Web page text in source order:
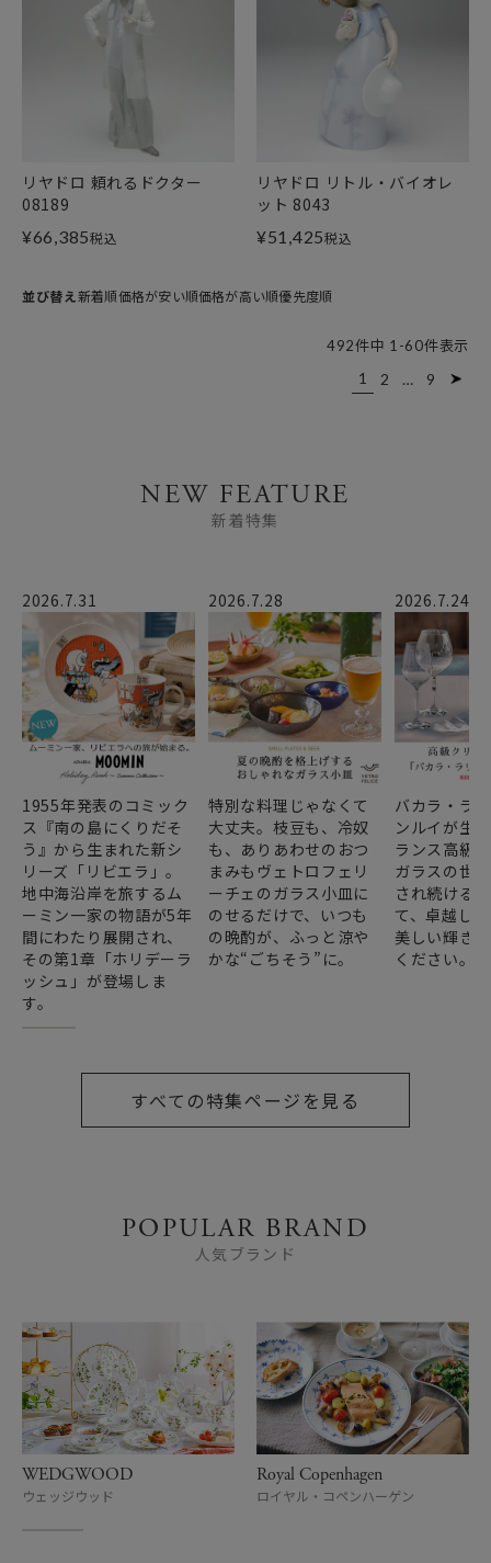
リヤドロ 頼れるドクター
08189
¥66,385税込
リヤドロ リトル・バイオレ
ット 8043
¥51,425税込
並び替え 新着順価格が安い順価格が高い順優先度順
492件中 1 -60件表示
1 2 … 9
NEW FEATURE
新着特集
2026.7.31
1955年発表のコミック
ス『南の島にくりだそ
う』から生まれた新シ
リーズ「リビエラ」。
地中海沿岸を旅するム
ーミン一家の物語が5年
間にわたり展開され、
その第1章「ホリデーラ
ッシュ」が登場しま
す。
2026.7.28
特別な料理じゃなくて
大丈夫。枝豆も、冷奴
も、ありあわせのおつ
まみもヴェトロフェリ
ーチェのガラス小皿に
のせるだけで、いつも
の晩酌が、ふっと涼や
かな“ごちそう”に。
2026.7.24
バカラ・ラ
ンルイが生
ランス高級
ガラスの世
され続ける
て、卓越し
美しい輝き
ください。
すべての特集ページを見る
POPULAR BRAND
人気ブランド
WEDGWOOD
ウェッジウッド
Royal Copenhagen
ロイヤル・コペンハーゲン